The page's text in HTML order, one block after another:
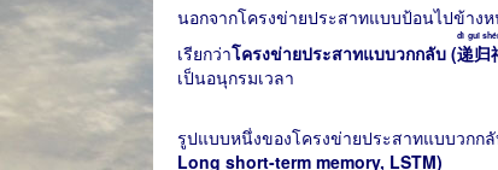
นอกจากโครงข่ายประสาทแบบป้อนไปข้าง
เรียกว่าโครงข่ายประสาทแบบวกกลับ (递归
dì guī
เป็นอนุกรมเวลา
รูปแบบหนึ่งของโครงข่ายประสาทแบบวกก
Long short-term memory, LSTM)